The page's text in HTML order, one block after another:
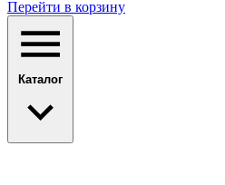
Перейти в корзину
Каталог